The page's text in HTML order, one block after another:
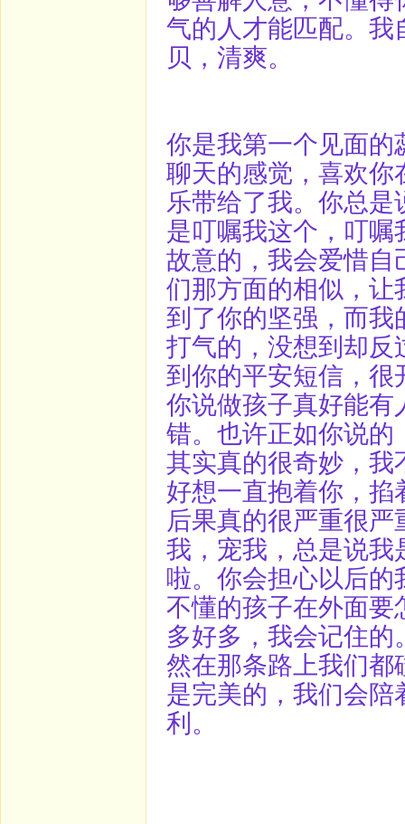
气的人才能匹配。我
贝，清爽。
你是我第一个见面的
聊天的感觉，喜欢你
乐带给了我。你总
是叮嘱我这个，叮
故意的，我会爱惜自
们那方面的相似，让
到了你的坚强，而我
打气的，没想到却反
到你的平安短信，很
你说做孩子真好能有
错。也许正如你说的
其实真的很奇妙，我
好想一直抱着你，
后果真的很严重很
我，宠我，总是说我
啦。你会担心以后
不懂的孩子在外面要
多好多，我会记住
然在那条路上我们都
是完美的，我们会
利。